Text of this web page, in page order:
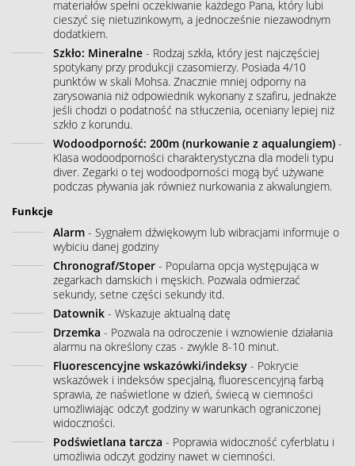
materiałów spełni oczekiwanie każdego Pana, który lubi
cieszyć się nietuzinkowym, a jednocześnie niezawodnym
dodatkiem.
Szkło: Mineralne - Rodzaj szkła, który jest najczęściej
spotykany przy produkcji czasomierzy. Posiada 4/10
punktów w skali Mohsa. Znacznie mniej odporny na
zarysowania niż odpowiednik wykonany z szafiru, jednakże
jeśli chodzi o podatność na stłuczenia, oceniany lepiej niż
szkło z korundu.
Wodoodporność: 200m (nurkowanie z aqualungiem) -
Klasa wodoodporności charakterystyczna dla modeli typu
diver. Zegarki o tej wodoodporności mogą być używane
podczas pływania jak również nurkowania z akwalungiem.
Funkcje
Alarm - Sygnałem dźwiękowym lub wibracjami informuje o
wybiciu danej godziny
Chronograf/Stoper - Popularna opcja występująca w
zegarkach damskich i męskich. Pozwala odmierzać
sekundy, setne części sekundy itd.
Datownik - Wskazuje aktualną datę
Drzemka - Pozwala na odroczenie i wznowienie działania
alarmu na określony czas - zwykle 8-10 minut.
Fluorescencyjne wskazówki/indeksy - Pokrycie
wskazówek i indeksów specjalną, fluorescencyjną farbą
sprawia, że naświetlone w dzień, świecą w ciemności
umożliwiając odczyt godziny w warunkach ograniczonej
widoczności.
Podświetlana tarcza - Poprawia widoczność cyferblatu i
umożliwia odczyt godziny nawet w ciemności.